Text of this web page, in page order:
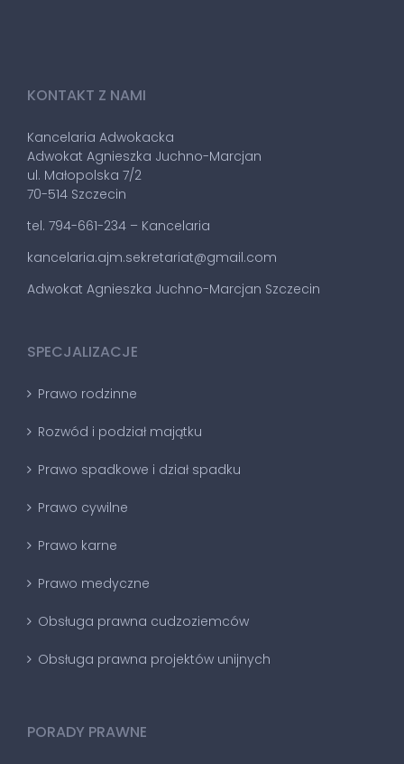
KONTAKT Z NAMI
Kancelaria Adwokacka
Adwokat Agnieszka Juchno-Marcjan
ul. Małopolska 7/2
70-514 Szczecin
tel. 794-661-234 – Kancelaria
kancelaria.ajm.sekretariat@gmail.com
Adwokat Agnieszka Juchno-Marcjan Szczecin
SPECJALIZACJE
Prawo rodzinne
Rozwód i podział majątku
Prawo spadkowe i dział spadku
Prawo cywilne
Prawo karne
Prawo medyczne
Obsługa prawna cudzoziemców
Obsługa prawna projektów unijnych
PORADY PRAWNE